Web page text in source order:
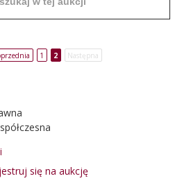
1 2 Następna
się na aukcję